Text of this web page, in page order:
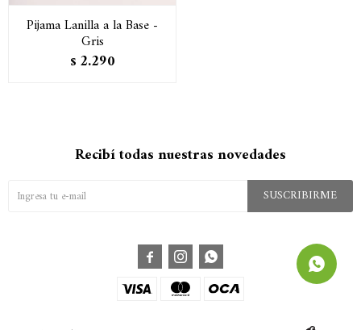
Pijama Lanilla a la Base -
Gris
$ 2.290
Recibí todas nuestras novedades
SUSCRIBIRME
  